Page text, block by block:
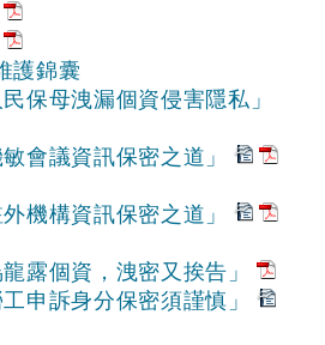
護錦囊
保母洩漏個資侵害隱私」
會議資訊保密之道」
機構資訊保密之道」
露個資，洩密又挨告」
申訴身分保密須謹慎」